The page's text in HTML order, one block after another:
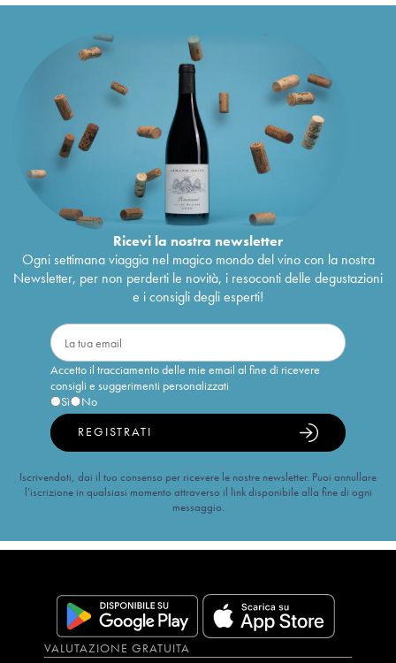
Ricevi la nostra newsletter
Ogni settimana viaggia nel magico mondo del vino con la nostra
Newsletter, per non perderti le novità, i resoconti delle degustazioni
e i consigli degli esperti!
Accetto il tracciamento delle mie email al fine di ricevere
consigli e suggerimenti personalizzati
Sì
No
REGISTRATI
Iscrivendoti, dai il tuo consenso per ricevere le nostre newsletter. Puoi annullare
l’iscrizione in qualsiasi momento attraverso il link disponibile alla fine di ogni
messaggio.
VALUTAZIONE GRATUITA